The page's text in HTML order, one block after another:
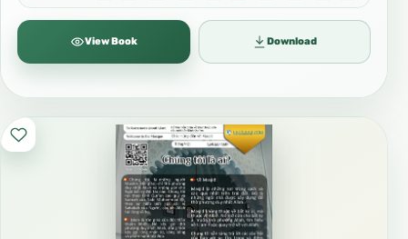
View Book Download